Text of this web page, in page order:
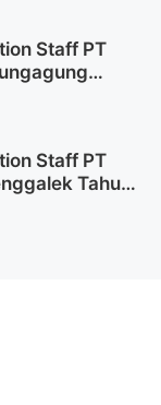
Staff PT
Staff PT
Tahun